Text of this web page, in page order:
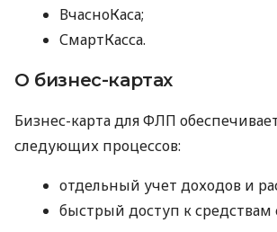
ВчасноКаса;
СмартКасса.
О бизнес-картах
Бизнес-карта для ФЛП
следующих процессов:
отдельный учет доходов и
быстрый доступ к средствам